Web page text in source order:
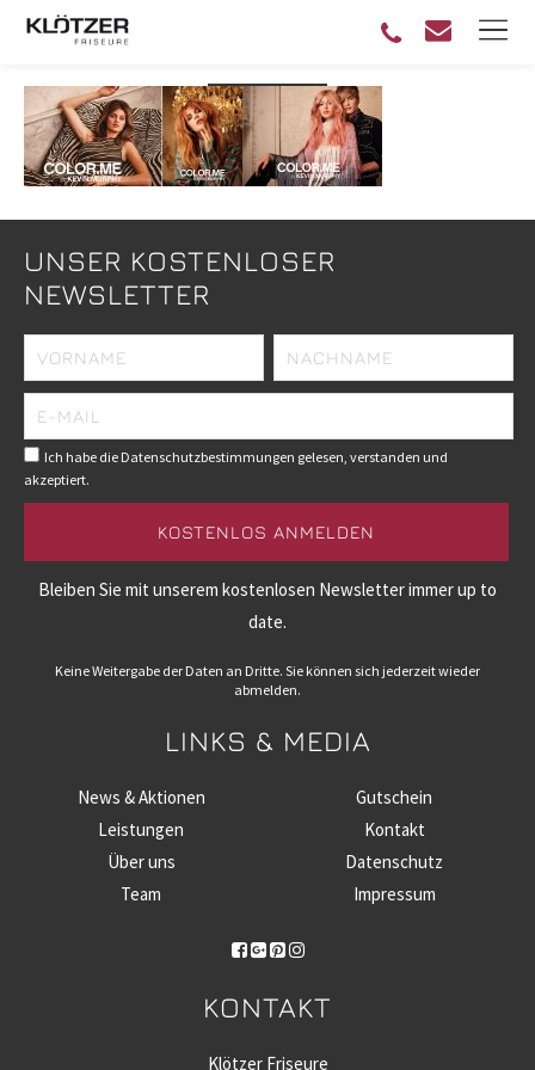
CM_SLIDER02
UNSER KOSTENLOSER
NEWSLETTER
Ich habe die Datenschutzbestimmungen gelesen, verstanden und
akzeptiert.
Bleiben Sie mit unserem kostenlosen Newsletter immer up to
date.
Keine Weitergabe der Daten an Dritte. Sie können sich jederzeit wieder
abmelden.
LINKS & MEDIA
News & Aktionen
Leistungen
Über uns
Team
Gutschein
Kontakt
Datenschutz
Impressum
KONTAKT
Klötzer Friseure